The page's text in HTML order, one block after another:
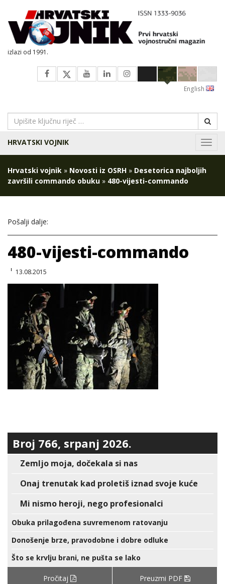
izlazi od 1991.
English
HRVATSKI VOJNIK
Hrvatski vojnik » Novosti iz OSRH » Desetorica najboljih
završili commando obuku » 480-vijesti-commando
Pošalji dalje:
480-vijesti-commando
13.08.2015
Broj 766, srpanj 2026.
Zemljo moja, dočekala si nas
Onaj trenutak kad proletiš iznad svoje kuće
Mi nismo heroji, nego profesionalci
Obuka prilagođena suvremenom ratovanju
Donošenje brze, pravodobne i dobre odluke
Što se krvlju brani, ne pušta se lako
Pročitaj Preuzmi PDF